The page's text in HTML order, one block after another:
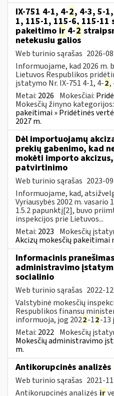
IX-751 4-1, 4-2, 4-3, 5-
1, 115-1, 115-6, 115-11
pakeitimo ir 4-2
netekusiu galios
Web turinio sąrašas 2026-
Informuojame, kad 2026 m.
Lietuvos Respublikos
įstatymo Nr. IX-751 4-1, 4-2,
Metai: 2026 Mokesčiai:
Mokesčių žinyno kategorijos:
pakeitimai » Pridėtinės
2027 m.
Dėl importuojamų
prekių gabenimo, kad
mokėti importo
patvirtinimo
Web turinio sąrašas 2023-
Informuojame, kad,
Vyriausybės 2002 m. vasario
1.5.2 papunktį[2], buvo
inspekcijos prie Lietuvos...
Metai: 2023 Mokesčių
Akcizų mokesčių pakeitimai
Informacinis
administravimo
socialinio
Web turinio sąrašas 2022-
Valstybinė mokesčių
Respublikos finansų
informuoja, jog 2022-12-13
Metai: 2022 Mokesčių
Mokesčių administravimo
m.
Antikorupcinės analizės
Web turinio sąrašas 2021-
Antikorupcinės analizės ir